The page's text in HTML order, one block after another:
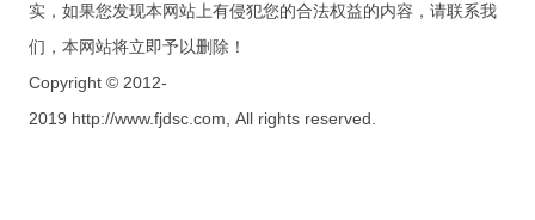
实，如果您发现本网站上有侵犯您的合法权益的内容，请联系我
们，本网站将立即予以删除！
Copyright © 2012-
2019 http://www.fjdsc.com, All rights reserved.